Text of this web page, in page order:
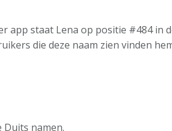
app staat Lena op positie #484 in
die deze naam zien vinden
Duits namen.